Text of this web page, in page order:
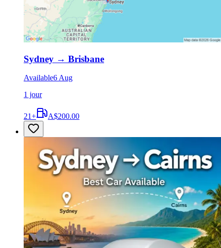
Sydney → Brisbane
Available6 Aug
1 jour
21+ A$200.00